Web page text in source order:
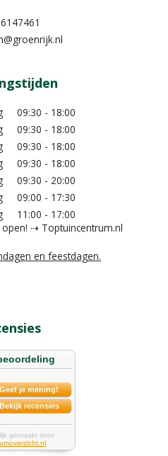
09:30 - 18:00
09:30 - 18:00
09:30 - 18:00
09:30 - 18:00
09:30 - 20:00
09:00 - 17:30
11:00 - 17:00
⇢ Toptuincentrum.nl
en feestdagen.